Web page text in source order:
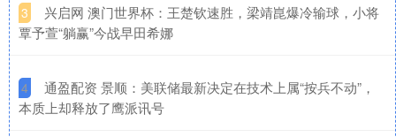
3
​兴启网 澳门世界杯：王楚钦速胜，梁靖崑爆冷输球，小将
覃予萱“躺赢”今战早田希娜
4
​通盈配资 景顺：美联储最新决定在技术上属“按兵不动”，
本质上却释放了鹰派讯号